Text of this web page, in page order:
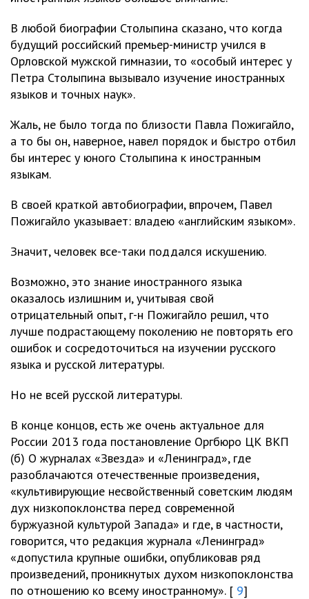
В любой биографии Столыпина сказано, что когда
будущий российский премьер-министр учился в
Орловской мужской гимназии, то «особый интерес у
Петра Столыпина вызывало изучение иностранных
языков и точных наук».
Жаль, не было тогда по близости Павла Пожигайло,
а то бы он, наверное, навел порядок и быстро отбил
бы интерес у юного Столыпина к иностранным
языкам.
В своей краткой автобиографии, впрочем, Павел
Пожигайло указывает: владею «английским языком».
Значит, человек все-таки поддался искушению.
Возможно, это знание иностранного языка
оказалось излишним и, учитывая свой
отрицательный опыт, г-н Пожигайло решил, что
лучше подрастающему поколению не повторять его
ошибок и сосредоточиться на изучении русского
языка и русской литературы.
Но не всей русской литературы.
В конце концов, есть же очень актуальное для
России 2013 года постановление Оргбюро ЦК ВКП
(б) О журналах «Звезда» и «Ленинград», где
разоблачаются отечественные произведения,
«культивирующие несвойственный советским людям
дух низкопоклонства перед современной
буржуазной культурой Запада» и где, в частности,
говорится, что редакция журнала «Ленинград»
«допустила крупные ошибки, опубликовав ряд
произведений, проникнутых духом низкопоклонства
по отношению ко всему иностранному». [ 9]